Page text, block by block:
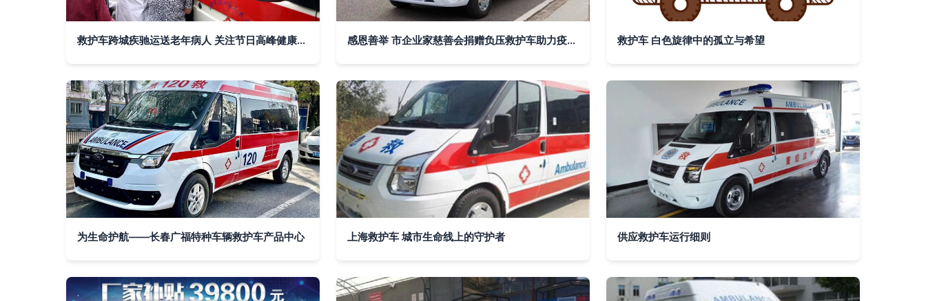
救护车跨城疾驰运送老年病人 关注节日高峰健康保障与医疗资源紧张 | 新闻中心·新浪网力荐 感恩善举 市企业家慈善会捐赠负压救护车助力疫情防控 救护车 白色旋律中的孤立与希望
为生命护航——长春广福特种车辆救护车产品中心 上海救护车 城市生命线上的守护者 供应救护车运行细则